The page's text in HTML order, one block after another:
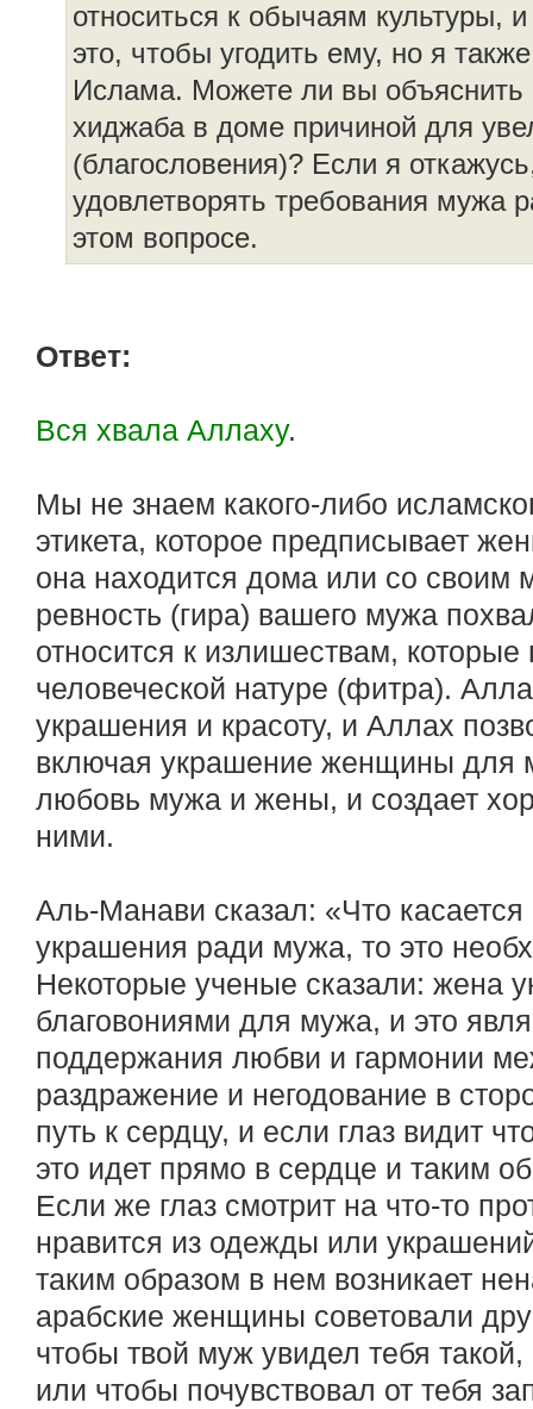
относиться к обычаям культуры,
это, чтобы угодить ему, но я
Ислама. Можете ли вы
хиджаба в доме причиной для
(благословения)? Если я
удовлетворять требования мужа
этом вопросе.
Ответ:
Вся хвала Аллаху.
Мы не знаем какого-либо
этикета, которое предписывает
она находится дома или со своим
ревность (гира) вашего мужа
относится к излишествам,
человеческой натуре (фитра).
украшения и красоту, и Аллах
включая украшение женщины для
любовь мужа и жены, и создает
ними.
Аль-Манави сказал: «Что
украшения ради мужа, то это
Некоторые ученые сказали: жена
благовониями для мужа, и это
поддержания любви и гармонии
раздражение и негодование в
путь к сердцу, и если глаз видит
это идет прямо в сердце и таким
Если же глаз смотрит на что-то
нравится из одежды или
таким образом в нем возникает
арабские женщины советовали
чтобы твой муж увидел тебя
или чтобы почувствовал от тебя